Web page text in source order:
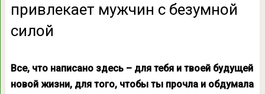
привлекает мужчин с безумной
силой
Все, что написано здесь – для тебя и твоей будущей
новой жизни, для того, чтобы ты прочла и обдумала